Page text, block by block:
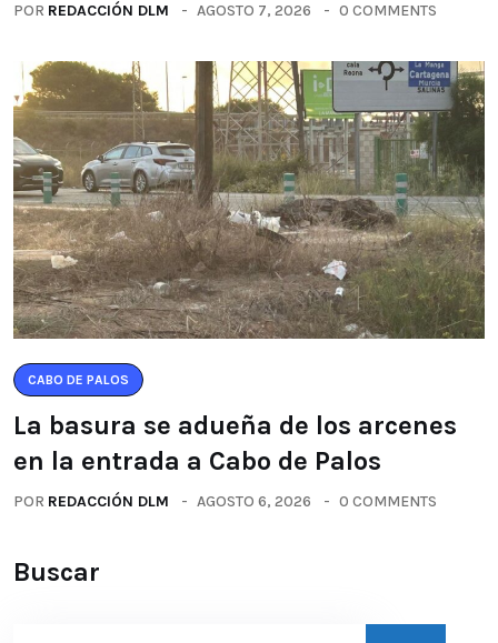
POR REDACCIÓN DLM AGOSTO 7, 2026 0 COMMENTS
CABO DE PALOS
La basura se adueña de los arcenes
en la entrada a Cabo de Palos
POR REDACCIÓN DLM AGOSTO 6, 2026 0 COMMENTS
Buscar